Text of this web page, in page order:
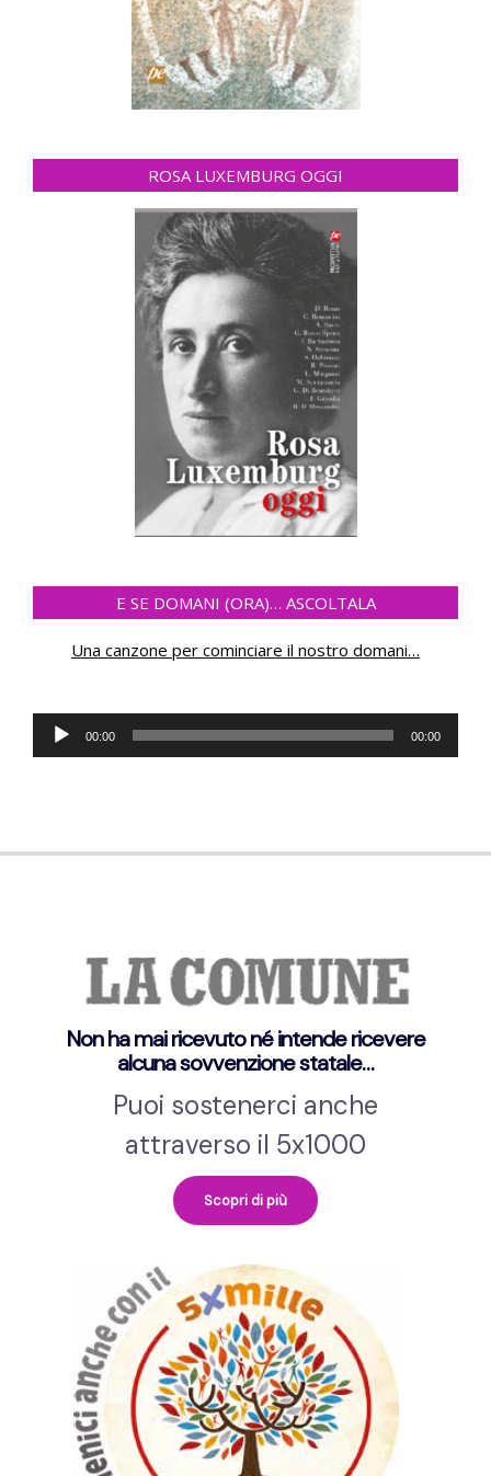
ROSA LUXEMBURG OGGI
E SE DOMANI (ORA)… ASCOLTALA
Una canzone per cominciare il nostro domani…
Audio
Player
00:00 00:00
Non ha mai ricevuto né intende ricevere
alcuna sovvenzione statale…
Puoi sostenerci anche
attraverso il 5x1000
Scopri di più